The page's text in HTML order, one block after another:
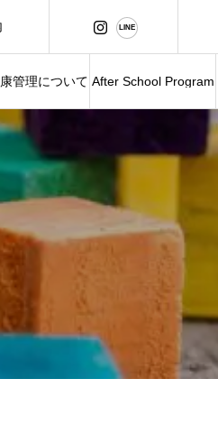
管理について After School Program